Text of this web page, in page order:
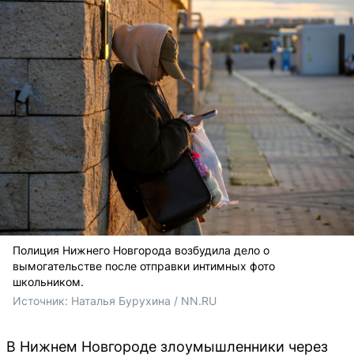
Полиция Нижнего Новгорода возбудила дело о
вымогательстве после отправки интимных фото
школьником.
Источник: Наталья Бурухина / NN.RU
В Нижнем Новгороде злоумышленники через